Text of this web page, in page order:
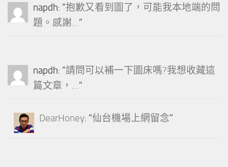
napdh: “抱歉又看到圖了，可能我本地端的問
題。感謝…”
napdh: “請問可以補一下圖床嗎?我想收藏這
篇文章，…”
DearHoney: “仙台機場上網留念”